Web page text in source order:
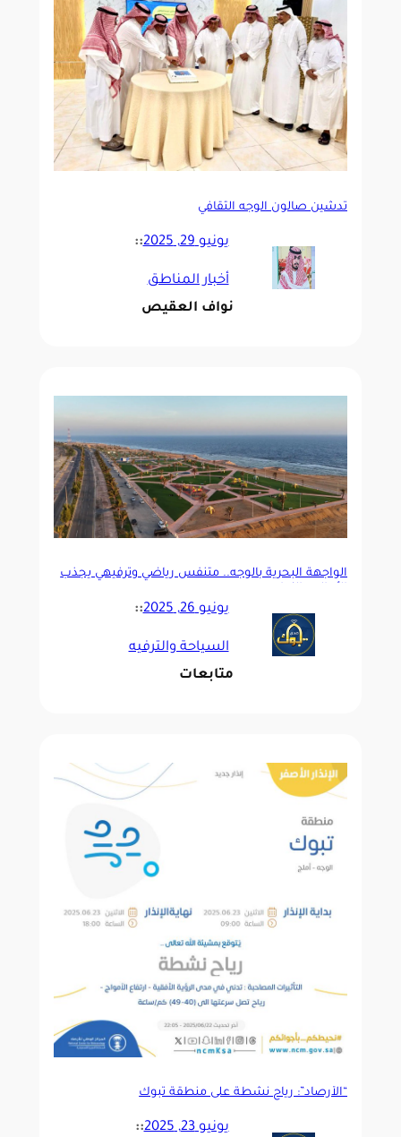
‏تدشين صالون الوجه الثقافي
يونيو 29, 2025 ::
أخبار المناطق
نواف العقيص
الواجهة البحرية بالوجه.. متنفس رياضي وترفيهي يجذب
يونيو 26, 2025 ::
السياحة والترفيه
متابعات
“الأرصاد”: رياح نشطة على منطقة تبوك
يونيو 23, 2025 ::